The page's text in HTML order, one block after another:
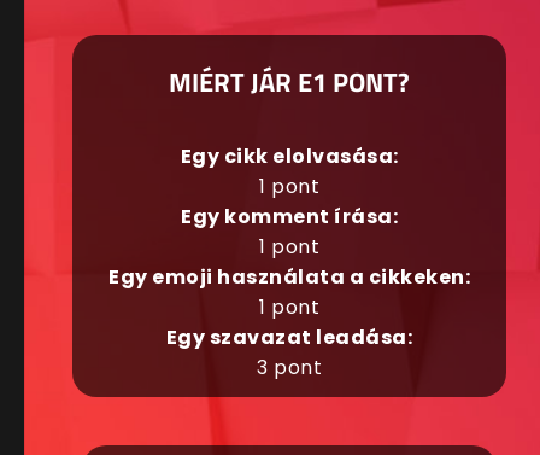
MIÉRT JÁR E1 PONT?
Egy cikk elolvasása:
1 pont
Egy komment írása:
1 pont
Egy emoji használata a cikkeken:
1 pont
Egy szavazat leadása:
3 pont